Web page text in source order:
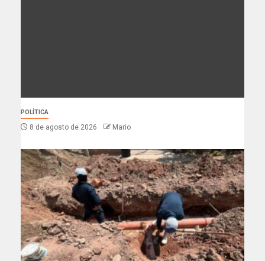
POLÍTICA
8 de agosto de 2026 Mario